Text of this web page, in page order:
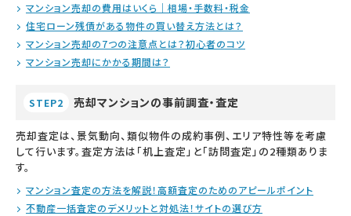
マンション売却の費用はいくら｜相場・手数料・税金
住宅ローン残債がある物件の買い替え方法とは？
マンション売却の7つの注意点とは？初心者のコツ
マンション売却にかかる期間は？
STEP2 売却マンションの事前調査・査定
売却査定は、景気動向、類似物件の成約事例、エリア特性等を考慮
して行います。査定方法は「机上査定」と「訪問査定」の2種類ありま
す。
マンション査定の方法を解説！高額査定のためのアピールポイント
不動産一括査定のデメリットと対処法！サイトの選び方